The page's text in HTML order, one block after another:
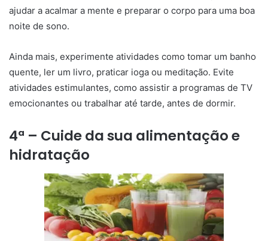
ajudar a acalmar a mente e preparar o corpo para uma boa
noite de sono.
Ainda mais, experimente atividades como tomar um banho
quente, ler um livro, praticar ioga ou meditação. Evite
atividades estimulantes, como assistir a programas de TV
emocionantes ou trabalhar até tarde, antes de dormir.
4ª – Cuide da sua alimentação e
hidratação